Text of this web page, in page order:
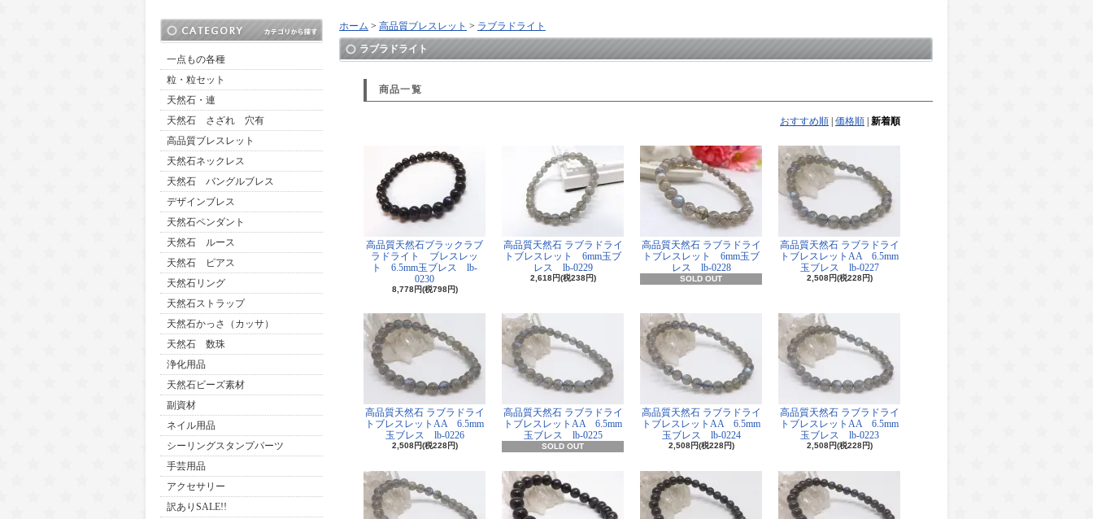
一点もの各種
粒・粒セット
天然石・連
天然石 さざれ 穴有
高品質ブレスレット
天然石ネックレス
天然石 バングルブレス
デザインブレス
天然石ペンダント
天然石 ルース
天然石 ピアス
天然石リング
天然石ストラップ
天然石かっさ（カッサ）
天然石 数珠
浄化用品
天然石ビーズ素材
副資材
ネイル用品
シーリングスタンプパーツ
手芸用品
アクセサリー
訳ありSALE!!
ホーム > 高品質ブレスレット > ラブラドライト
ラブラドライト
商品一覧
おすすめ順 価格順 新着順
高品質天然石ブラックラブ
ラドライト ブレスレッ
ト 6.5mm玉ブレス lb-
0230
8,778円(税798円)
高品質天然石 ラブラドライ
トブレスレット 6mm玉ブ
レス lb-0229
2,618円(税238円)
高品質天然石 ラブラドライ
トブレスレット 6mm玉ブ
レス lb-0228
SOLD OUT
高品質天然石 ラブラドライ
トブレスレットAA 6.5mm
玉ブレス lb-0227
2,508円(税228円)
高品質天然石 ラブラドライ
トブレスレットAA 6.5mm
玉ブレス lb-0226
2,508円(税228円)
高品質天然石 ラブラドライ
トブレスレットAA 6.5mm
玉ブレス lb-0225
SOLD OUT
高品質天然石 ラブラドライ
トブレスレットAA 6.5mm
玉ブレス lb-0224
2,508円(税228円)
高品質天然石 ラブラドライ
トブレスレットAA 6.5mm
玉ブレス lb-0223
2,508円(税228円)